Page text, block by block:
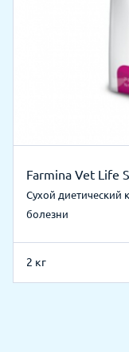
Farmina Vet Life
Сухой диетический
болезни
2 кг